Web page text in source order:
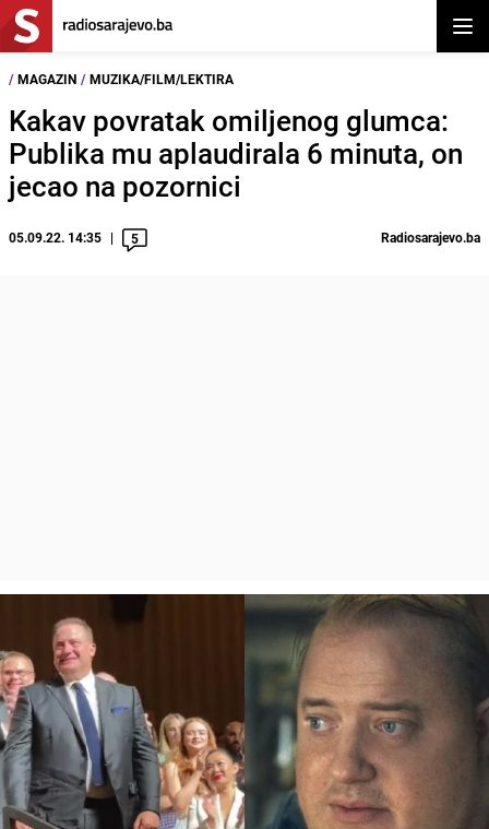
/ MAGAZIN / MUZIKA/FILM/LEKTIRA
Kakav povratak omiljenog glumca:
Publika mu aplaudirala 6 minuta, on
jecao na pozornici
05.09.22. 14:35 5 Radiosarajevo.ba